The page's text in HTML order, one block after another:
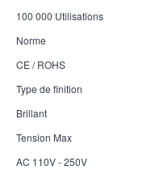
100 000 Utilisations
Norme
CE / ROHS
Type de finition
Brillant
Tension Max
AC 110V - 250V